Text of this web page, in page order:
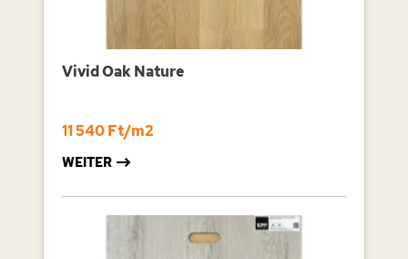
Vivid Oak Nature
11 540 Ft/m2
WEITER